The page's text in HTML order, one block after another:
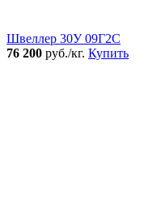
Швеллер 30У 09Г2С
76 200 руб./кг. Купить